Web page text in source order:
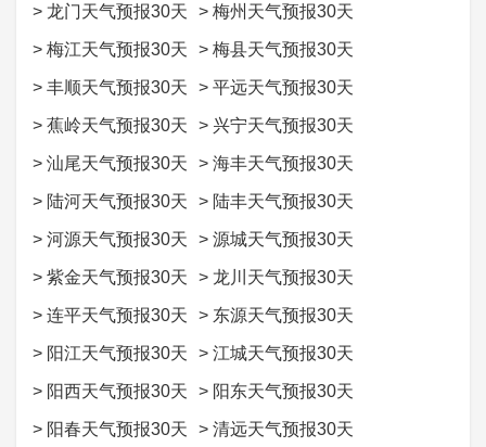
> 龙门天气预报30天 > 梅州天气预报30天
> 梅江天气预报30天 > 梅县天气预报30天
> 丰顺天气预报30天 > 平远天气预报30天
> 蕉岭天气预报30天 > 兴宁天气预报30天
> 汕尾天气预报30天 > 海丰天气预报30天
> 陆河天气预报30天 > 陆丰天气预报30天
> 河源天气预报30天 > 源城天气预报30天
> 紫金天气预报30天 > 龙川天气预报30天
> 连平天气预报30天 > 东源天气预报30天
> 阳江天气预报30天 > 江城天气预报30天
> 阳西天气预报30天 > 阳东天气预报30天
> 阳春天气预报30天 > 清远天气预报30天